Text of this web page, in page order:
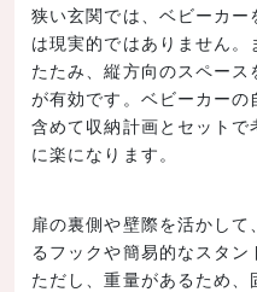
狭い玄関では、ベビーカ
は現実的ではありません
たたみ、縦方向のスペー
が有効です。ベビーカー
含めて収納計画とセット
に楽になります。
扉の裏側や壁際を活かし
るフックや簡易的なスタン
ただし、重量があるため